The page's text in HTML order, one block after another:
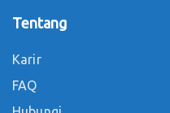
Tentang
Karir
FAQ